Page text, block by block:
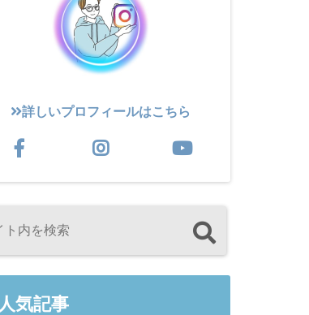
詳しいプロフィールはこちら
人気記事